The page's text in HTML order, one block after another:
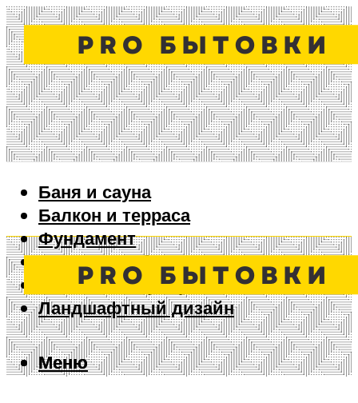
Баня и сауна
Балкон и терраса
Фундамент
Ворота и забор
Дизайн интерьера
Ландшафтный дизайн
Меню
Меню